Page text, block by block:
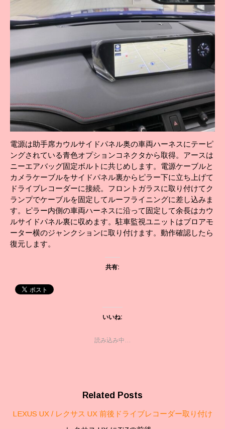
電源は助手席カウルサイドパネル奥の車両ハーネスにテーピ
ングされている青色オプションコネクタから取得。アースは
ニーエアバッグ固定ボルトに共じめします。電源ケーブルと
カメラケーブルをサイドパネル裏からピラー下に立ち上げて
ドライブレコーダーに接続。フロントガラスに取り付けてク
ランプでケーブルを固定してルーフライニングに差し込みま
す。ピラー内側の車両ハーネスに沿って固定して余長はカウ
ルサイドパネル裏に収めます。駐車監視ユニットはブロアモ
ーター横のジャンクションに取り付けます。動作確認したら
復元します。
共有:
いいね:
読み込み中…
Related Posts
LEXUS UX / レクサス UX 前後ドライブレコーダー取り付け